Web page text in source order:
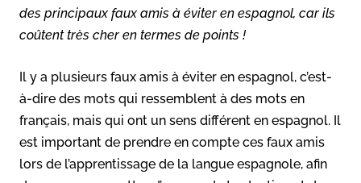
des principaux faux amis à éviter en espagnol, car ils
coûtent très cher en termes de points !
Il y a plusieurs faux amis à éviter en espagnol, c’est-
à-dire des mots qui ressemblent à des mots en
français, mais qui ont un sens différent en espagnol. Il
est important de prendre en compte ces faux amis
lors de l’apprentissage de la langue espagnole, afin